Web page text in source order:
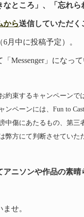
なところ」、「忘れ
から送信していただく
月中に投稿予定）。
Messenger」になっ
約束するキャンペーン
ンペーンには、Fun to
中傷にあたるもの、第
弊方にて判断させていた
ニソンや作品の素
せ。